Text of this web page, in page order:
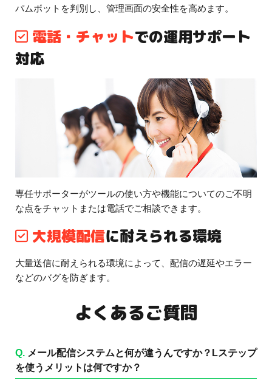
パムボットを判別し、管理画面の安全性を高めます。
電話・チャットでの運用サポート
対応
専任サポーターがツールの使い方や機能についてのご不明
な点をチャットまたは電話でご相談できます。
大規模配信に耐えられる環境
大量送信に耐えられる環境によって、配信の遅延やエラー
などのバグを防ぎます。
よくあるご質問
Q. メール配信システムと何が違うんですか？Lステップ
を使うメリットは何ですか？